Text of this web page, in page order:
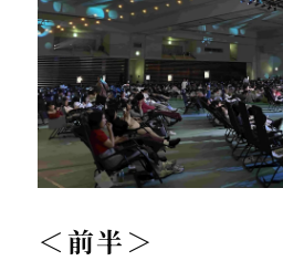
＜前半＞